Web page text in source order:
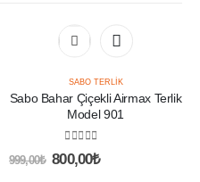
Bu
ürünün
fazla
varyasyonu
var.
Seçenekler
ürün
SABO TERLIK
Sabo Bahar Çiçekli Airmax Terlik
Model 901
05 üzerinden
999,00₺ Orijinal
fiyat:
800,00₺Şu